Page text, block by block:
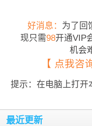
好消息： 为了回
现只需98开通VIP
机会
【 点我咨
提示：在电脑上打开
最近更新